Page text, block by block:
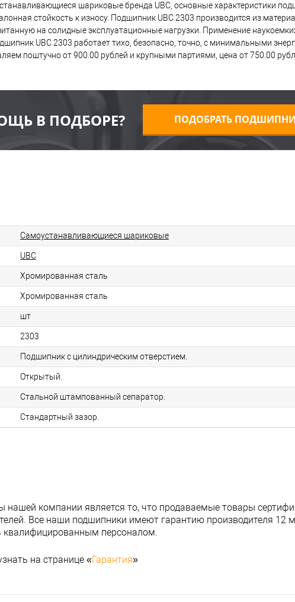
шариковые бренда UBC, основные характеристики
стойкость к износу. Подшипник UBC 2303 производится из
на солидные эксплуатационные нагрузки. Применение
UBC 2303 работает тихо, безопасно, точно, с минимальными
поштучно от 900.00 рублей и крупными партиями, цена от 750.00
В ПОДБОРЕ? ПОДОБРАТЬ
Самоустанавливающиеся шариковые
UBC
Хромированная сталь
Хромированная сталь
шт
2303
Подшипник с цилиндрическим отверстием.
Открытый.
Стальной штампованный сепаратор.
Стандартный зазор.
компании является то, что продаваемые товары
Все наши подшипники имеют гарантию производителя 12
квалифицированным персоналом.
на странице «Гарантия»